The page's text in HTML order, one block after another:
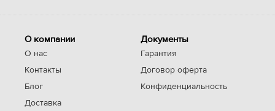
О компании
О нас
Контакты
Блог
Доставка
Документы
Гарантия
Договор оферта
Конфиденциальность